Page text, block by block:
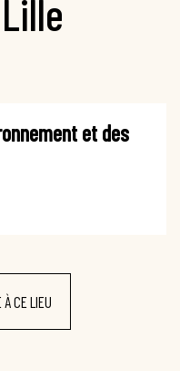
et des
CE LIEU